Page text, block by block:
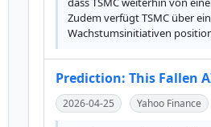
Zudem verfügt TSMC über
Wachstumsinitiativen
Prediction: This Fallen
2026-04-25 Yahoo Finance